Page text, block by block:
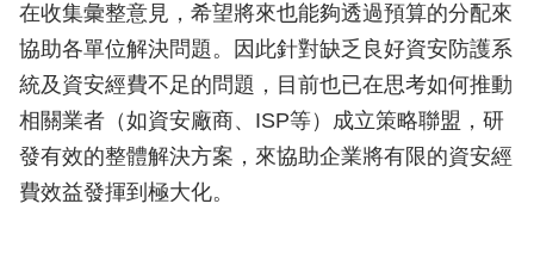
在收集彙整意見，希望將來也能夠透過預算的分配來
協助各單位解決問題。因此針對缺乏良好資安防護系
統及資安經費不足的問題，目前也已在思考如何推動
相關業者（如資安廠商、ISP等）成立策略聯盟，研
發有效的整體解決方案，來協助企業將有限的資安經
費效益發揮到極大化。